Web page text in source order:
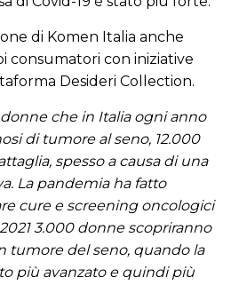
di Komen Italia anche
consumatori con iniziative
Desideri Collection.
che in Italia ogni anno
di tumore al seno, 12.000
spesso a causa di una
La pandemia ha fatto
cure e screening oncologici
3.000 donne scopriranno
tumore del seno, quando la
più avanzato e quindi più